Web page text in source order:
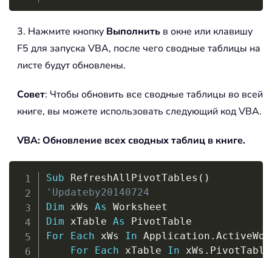
3. Нажмите кнопку Выполнить в окне или клавишу
F5 для запуска VBA, после чего сводные таблицы на
листе будут обновлены.
Совет: Чтобы обновить все сводные таблицы во всей
книге, вы можете использовать следующий код VBA.
VBA: Обновление всех сводных таблиц в книге.
Sub RefreshAllPivotTables ( )
'Updateby20140724
Dim xWs As
Dim xTable As
For
Each xWs In Application .
For
Each xTable In xWs .